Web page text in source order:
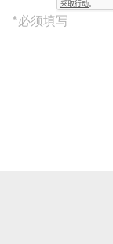
*必须填写